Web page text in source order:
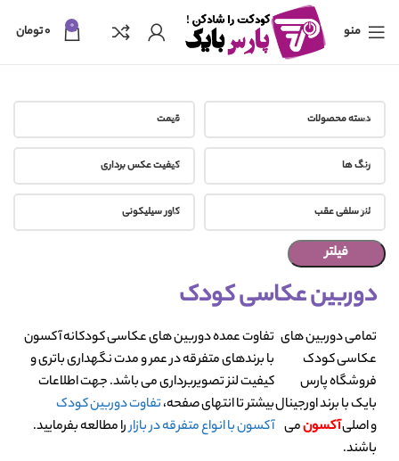
منو 0 ۰تومان
دسته محصولات قیمت
رنگ ها کیفیت عکس برداری
لنر سلفی عقب کاور سیلیکونی
فیلتر
دوربین عکاسی کودک
تمامی دوربین های
عکاسی کودک
فروشگاه پارس
بایک با برند اورجینال
و اصلیآکسونمی
باشند.
تفاوت عمده دوربین های عکاسی کودکانه آکسون
با برندهای متفرقه در عمر و مدت نگهداری باتری و
کیفیت لنز تصویربرداری می باشد. جهت اطلاعات
بیشتر تا انتهای صفحه،تفاوت دوربین کودک
آکسون با انواع متفرقه در بازاررا مطالعه بفرمایید.